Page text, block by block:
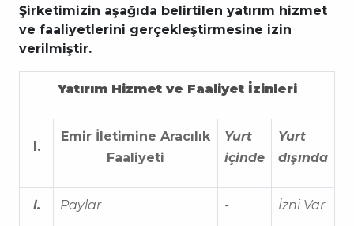
Şirketimizin aşağıda belirtilen yatırım hizmet
ve faaliyetlerini gerçekleştirmesine izin
verilmiştir.
Yatırım Hizmet ve Faaliyet İzinleri
I.
Emir İletimine Aracılık
Faaliyeti
Yurt
içinde
Yurt
dışında
i. Paylar - İzni Var